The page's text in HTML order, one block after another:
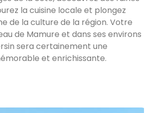
la cuisine locale et plongez
de la culture de la région. Votre
de Mamure et dans ses environs
sera certainement une
et enrichissante.